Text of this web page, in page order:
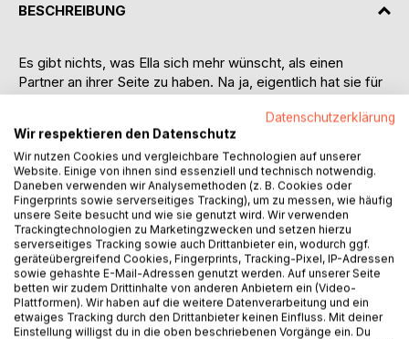
BESCHREIBUNG
Es gibt nichts, was Ella sich mehr wünscht, als einen
Partner an ihrer Seite zu haben. Na ja, eigentlich hat sie für
bleibt gerade genug Zeit für kleine Unternehmungen mit
ihren Freund*innen.
Es ist auch nicht so, als gäbe es viele junge Männer, mit
denen Ella außerhalb der Medizinvorlesungen Kontakt hat.
Außer Jonas. Der Schnösel aus ihrem Semester, dem sie
Nachhilfe gibt. Ellas Freundin Ronnie würde ihn als
Schnuckelchen beschreiben, attraktiv findet Ella den
reichen Schönling dennoch nicht.
Doch schon bald entdeckt Ella Seiten an Jonas, die ihr
zuvor unbekannt waren und sie lernt, dass eine Beziehung
Datenschutzerklärung
Wir respektieren den Datenschutz
Wir nutzen Cookies und vergleichbare Technologien auf unserer
Website. Einige von ihnen sind essenziell und technisch notwendig.
Daneben verwenden wir Analysemethoden (z. B. Cookies oder
Fingerprints sowie serverseitiges Tracking), um zu messen, wie häufig
unsere Seite besucht und wie sie genutzt wird. Wir verwenden
Trackingtechnologien zu Marketingzwecken und setzen hierzu
serverseitiges Tracking sowie auch Drittanbieter ein, wodurch ggf.
geräteübergreifend Cookies, Fingerprints, Tracking-Pixel, IP-Adressen
sowie gehashte E-Mail-Adressen genutzt werden. Auf unserer Seite
betten wir zudem Drittinhalte von anderen Anbietern ein (Video-
Plattformen). Wir haben auf die weitere Datenverarbeitung und ein
etwaiges Tracking durch den Drittanbieter keinen Einfluss. Mit deiner
Einstellung willigst du in die oben beschriebenen Vorgänge ein. Du